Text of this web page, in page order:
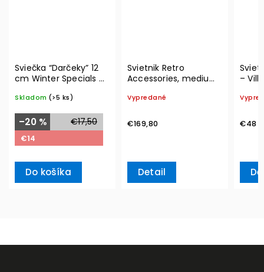
Sviečka “Darčeky” 12
cm Winter Specials –
Skladom (>5 ks)
€17,50
–20 %
€14
Do košíka
Svietnik Retro
Accessories, medium
Vypredané
€169,80
Detail
–
€48